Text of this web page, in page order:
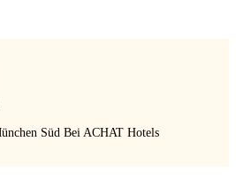
Süd Bei ACHAT Hotels